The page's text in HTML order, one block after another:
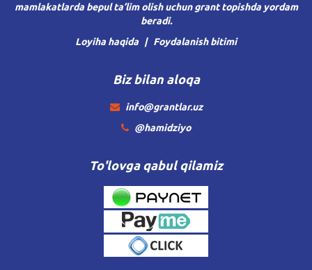
mamlakatlarda bepul ta’lim olish uchun grant topishda yordam
beradi.
Loyiha haqida
Foydalanish bitimi
Biz bilan aloqa
info@grantlar.uz
@hamidziyo
To'lovga qabul qilamiz